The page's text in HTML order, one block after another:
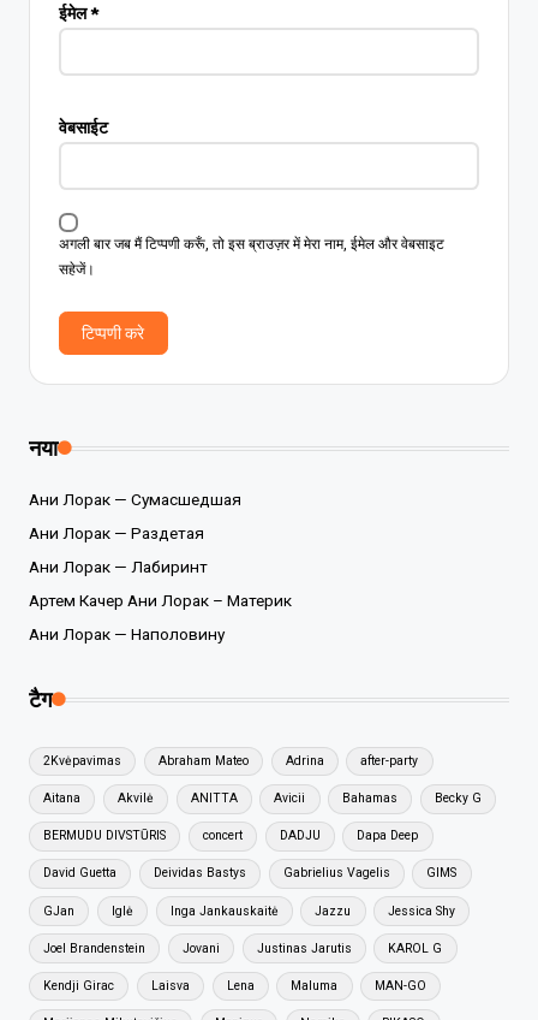
ईमेल*
वेबसाईट
अगली बार जब मैं टिप्पणी करूँ, तो इस ब्राउज़र में मेरा नाम, ईमेल और वेबसाइट
सहेजें।
नया
Ани Лорак — Сумасшедшая
Ани Лорак — Раздетая
Ани Лорак — Лабиринт
Артем Качер Ани Лорак – Материк
Ани Лорак — Наполовину
टैग
2Kvėpavimas Abraham Mateo Adrina after-party
Aitana Akvilė ANITTA Avicii Bahamas Becky G
BERMUDU DIVSTŪRIS concert DADJU Dapa Deep
David Guetta Deividas Bastys Gabrielius Vagelis GIMS
GJan Iglė Inga Jankauskaitė Jazzu Jessica Shy
Joel Brandenstein Jovani Justinas Jarutis KAROL G
Kendji Girac Laisva Lena Maluma MAN-GO